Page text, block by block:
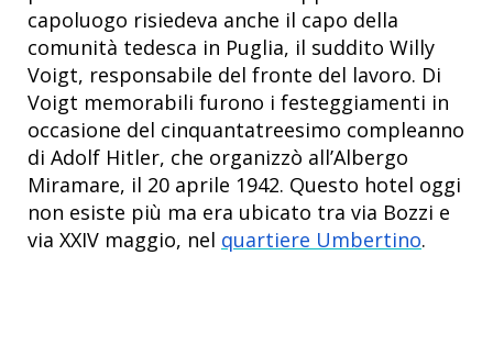
capoluogo risiedeva anche il capo della
comunità tedesca in Puglia, il suddito Willy
Voigt, responsabile del fronte del lavoro. Di
Voigt memorabili furono i festeggiamenti in
occasione del cinquantatreesimo compleanno
di Adolf Hitler, che organizzò all’Albergo
Miramare, il 20 aprile 1942. Questo hotel oggi
non esiste più ma era ubicato tra via Bozzi e
via XXIV maggio, nel quartiere Umbertino.